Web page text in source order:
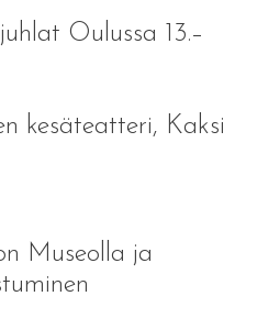
Oulussa 13.–
kesäteatteri, Kaksi
Museolla ja